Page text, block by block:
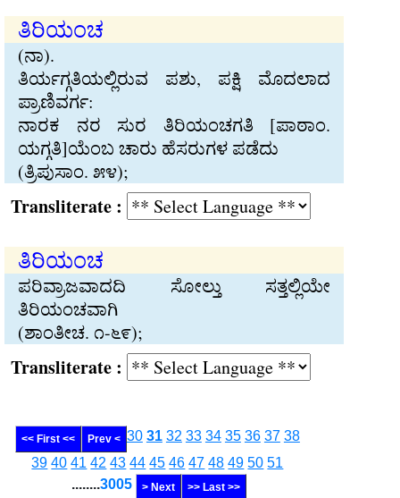
ತಿರಿಯಂಚ
(ನಾ).
ತಿರ್ಯಗ್ಗತಿಯಲ್ಲಿರುವ ಪಶು, ಪಕ್ಷಿ ಮೊದಲಾದ
ಪ್ರಾಣಿವರ್ಗ:
ನಾರಕ ನರ ಸುರ ತಿರಿಯಂಚಗತಿ [ಪಾಠಾಂ.
ಯಗ್ಗತಿ]ಯೆಂಬ ಚಾರು ಹೆಸರುಗಳ ಪಡೆದು
(ತ್ರಿಪುಸಾಂ. ೫೪);
:
ತಿರಿಯಂಚ
ಪರಿವ್ರಾಜವಾದದಿ ಸೋಲ್ತು ಸತ್ತಲ್ಲಿಯೇ
ತಿರಿಯಂಚವಾಗಿ
(ಶಾಂತೀಚ. ೧-೬೯);
:
<< First << Prev < 30 31 32 33 34 35 36 37 38
39 40 41 42 43 44 45 46 47 48 49 50 51
........3005 > Next >> Last >>